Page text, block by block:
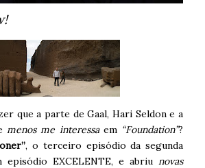
que a parte de Gaal, Hari Seldon e a
menos me interessaem “Foundation”?
, o terceiro episódio da segunda
episódio EXCELENTE, e abriu novas